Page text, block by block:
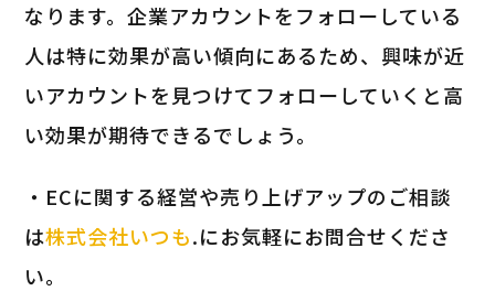
なります。企業アカウントをフォローしている
人は特に効果が高い傾向にあるため、興味が近
いアカウントを見つけてフォローしていくと高
い効果が期待できるでしょう。
・ECに関する経営や売り上げアップのご相談
は株式会社いつも.にお気軽にお問合せくださ
い。